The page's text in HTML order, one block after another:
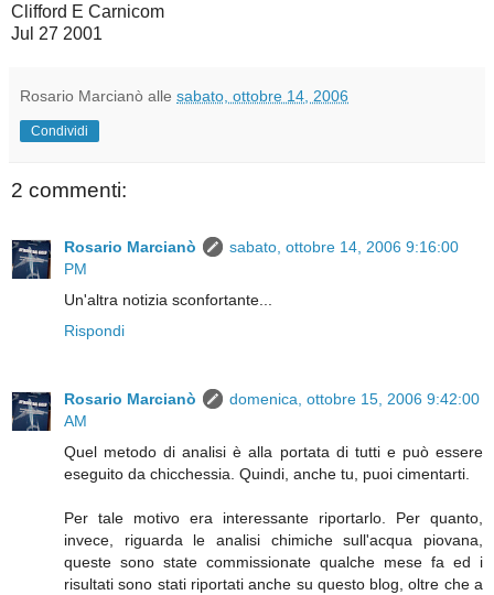
Clifford E Carnicom
Jul 27 2001
Rosario Marcianò alle sabato, ottobre 14, 2006
Condividi
2 commenti:
Rosario Marcianò
sabato, ottobre 14, 2006 9:16:00
PM
Un'altra notizia sconfortante...
Rispondi
Rosario Marcianò
domenica, ottobre 15, 2006 9:42:00
AM
Quel metodo di analisi è alla portata di tutti e può essere
eseguito da chicchessia. Quindi, anche tu, puoi cimentarti.
Per tale motivo era interessante riportarlo. Per quanto,
invece, riguarda le analisi chimiche sull'acqua piovana,
queste sono state commissionate qualche mese fa ed i
risultati sono stati riportati anche su questo blog, oltre che a